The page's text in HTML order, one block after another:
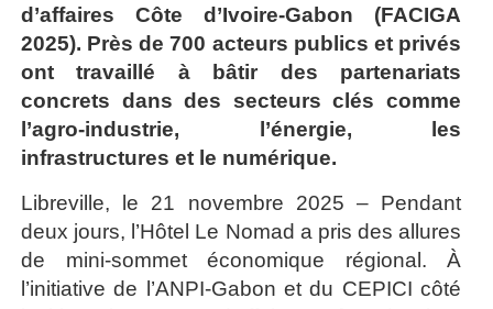
d’affaires Côte d’Ivoire-Gabon (FACIGA
2025). Près de 700 acteurs publics et privés
ont travaillé à bâtir des partenariats
concrets dans des secteurs clés comme
l’agro-industrie, l’énergie, les
infrastructures et le numérique.
Libreville, le 21 novembre 2025 – Pendant
deux jours, l’Hôtel Le Nomad a pris des allures
de mini-sommet économique régional. À
l’initiative de l’ANPI-Gabon et du CEPICI côté